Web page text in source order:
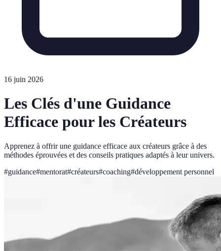
16 juin 2026
Les Clés d'une Guidance
Efficace pour les Créateurs
Apprenez à offrir une guidance efficace aux créateurs grâce à des
méthodes éprouvées et des conseils pratiques adaptés à leur univers.
#guidance#mentorat#créateurs#coaching#développement personnel